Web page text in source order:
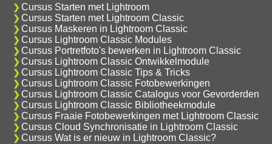
Cursus Starten met Lightroom
Cursus Starten met Lightroom Classic
Cursus Maskeren in Lightroom Classic
Cursus Lightroom Classic Modules
Cursus Portretfoto's bewerken in Lightroom Classic
Cursus Lightroom Classic Ontwikkelmodule
Cursus Lightroom Classic Tips & Tricks
Cursus Lightroom Classic Fotobewerkingen
Cursus Lightroom Classic Catalogus voor Gevorderden
Cursus Lightroom Classic Bibliotheekmodule
Cursus Fraaie Fotobewerkingen met Lightroom Classic
Cursus Cloud Synchronisatie in Lightroom Classic
Cursus Wat is er nieuw in Lightroom Classic?